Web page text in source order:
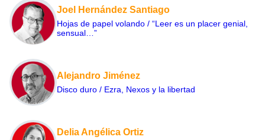
Joel Hernández Santiago
Hojas de papel volando / “Leer es un placer genial,
sensual…”
Alejandro Jiménez
Disco duro / Ezra, Nexos y la libertad
Delia Angélica Ortiz